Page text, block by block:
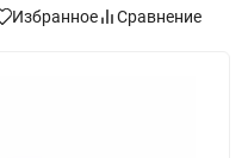
Избранное Сравнение